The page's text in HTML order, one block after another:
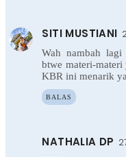
SITI MUSTIANI
Wah nambah lagi
btwe materi-materi
KBR ini menarik
BALAS
NATHALIA DP